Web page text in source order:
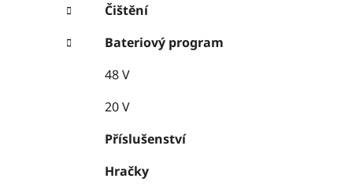
Čištění
Bateriový program
48 V
20 V
Příslušenství
Hračky